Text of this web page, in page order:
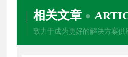
相关文章
致力于成为更好的解决方案供